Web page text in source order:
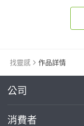
找靈感 作品詳情
公司
關於我們
消費者
繼續完成